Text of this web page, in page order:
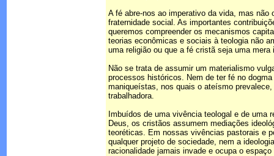
A fé abre-nos ao imperativo da vida, mas
fraternidade social. As importantes
queremos compreender os mecanismos
teorias econômicas e sociais à teologia não
uma religião ou que a fé cristã seja uma mera
Não se trata de assumir um materialismo
processos históricos. Nem de ter fé no
maniqueístas, nos quais o ateísmo
trabalhadora.
Imbuídos de uma vivência teologal e de uma
Deus, os cristãos assumem mediações
teoréticas. Em nossas vivências pastorais e
qualquer projeto de sociedade, nem a
racionalidade jamais invade e ocupa o